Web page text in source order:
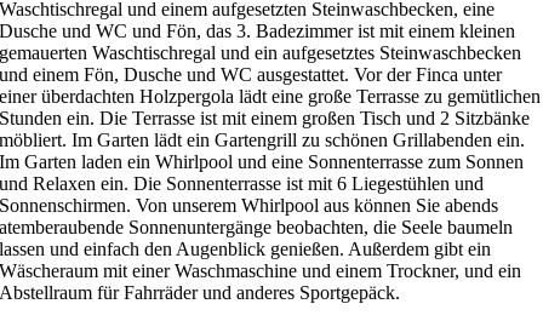
Waschtischregal und einem aufgesetzten Steinwaschbecken, eine
Dusche und WC und Fön, das 3. Badezimmer ist mit einem kleinen
gemauerten Waschtischregal und ein aufgesetztes Steinwaschbecken
und einem Fön, Dusche und WC ausgestattet. Vor der Finca unter
einer überdachten Holzpergola lädt eine große Terrasse zu gemütlichen
Stunden ein. Die Terrasse ist mit einem großen Tisch und 2 Sitzbänke
möbliert. Im Garten lädt ein Gartengrill zu schönen Grillabenden ein.
Im Garten laden ein Whirlpool und eine Sonnenterrasse zum Sonnen
und Relaxen ein. Die Sonnenterrasse ist mit 6 Liegestühlen und
Sonnenschirmen. Von unserem Whirlpool aus können Sie abends
atemberaubende Sonnenuntergänge beobachten, die Seele baumeln
lassen und einfach den Augenblick genießen. Außerdem gibt ein
Wäscheraum mit einer Waschmaschine und einem Trockner, und ein
Abstellraum für Fahrräder und anderes Sportgepäck.